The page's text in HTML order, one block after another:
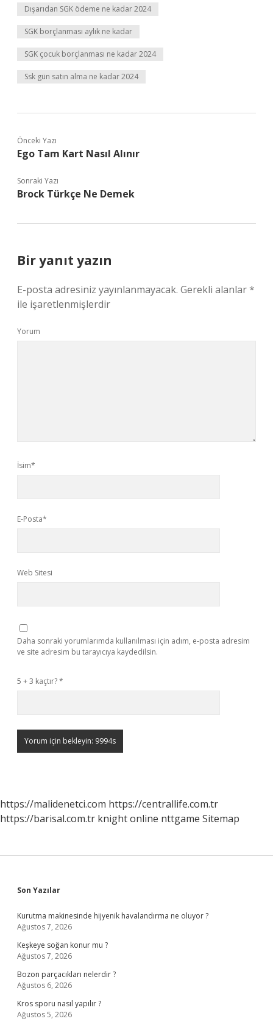
Dışarıdan SGK ödeme ne kadar 2024
SGK borçlanması aylık ne kadar
SGK çocuk borçlanması ne kadar 2024
Ssk gün satın alma ne kadar 2024
Önceki Yazı
Ego Tam Kart Nasıl Alınır
Sonraki Yazı
Brock Türkçe Ne Demek
Bir yanıt yazın
E-posta adresiniz yayınlanmayacak. Gerekli alanlar*
ile işaretlenmişlerdir
Yorum
İsim*
E-Posta*
Web Sitesi
Daha sonraki yorumlarımda kullanılması için adım, e-posta adresim
ve site adresim bu tarayıcıya kaydedilsin.
5 + 3 kaçtır?*
https://malidenetci.com https://centrallife.com.tr
https://barisal.com.tr knight online nttgame Sitemap
Sidebar
Son Yazılar
Kurutma makinesinde hijyenik havalandırma ne oluyor ?
Ağustos 7, 2026
Keşkeye soğan konur mu ?
Ağustos 7, 2026
Bozon parçacıkları nelerdir ?
Ağustos 6, 2026
Kros sporu nasıl yapılır ?
Ağustos 5, 2026